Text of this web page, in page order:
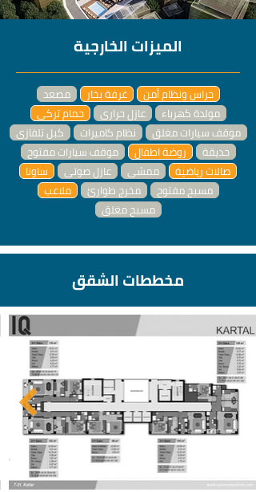
الميزات الخارجية
مصعد غرفة بخار
حراس ونظام أمن
حمام تركي
عازل حراري
مولدة كهرباء
كبل تلفازي
نظام كاميرات
موقف سيارات مغلق
موقف سيارات مفتوح
روضة اطفال
حديقة
ساونا
عازل صوتي ممشى
صالات رياضية
ملاعب
مخرج طوارئ
مسبح مفتوح
مسبح مغلق
مخططات الشقق